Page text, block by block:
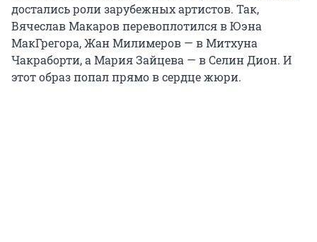
достались роли зарубежных артистов. Так,
Вячеслав Макаров перевоплотился в Юэна
МакГрегора, Жан Милимеров — в Митхуна
Чакраборти, а Мария Зайцева — в Селин Дион. И
этот образ попал прямо в сердце жюри.